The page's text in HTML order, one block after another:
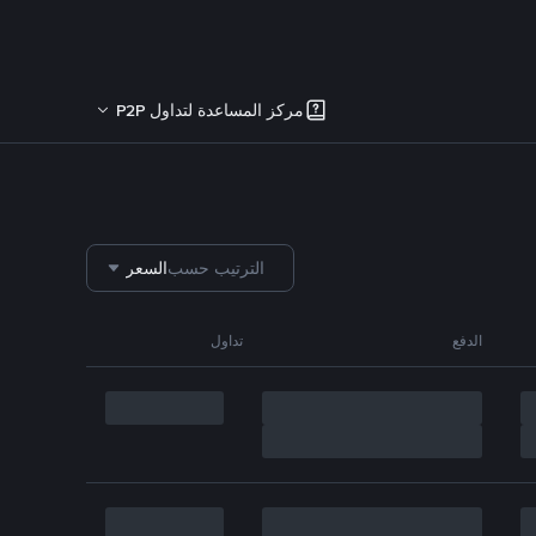
مركز المساعدة لتداول P2P
الترتيب حسبالسعر
الدفع تداول